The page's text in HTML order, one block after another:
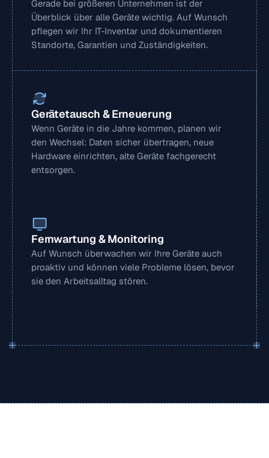
Gerade bei größeren Unternehmen ist der
Überblick über alle Geräte wichtig. Auf Wunsch
pflegen wir Ihr IT-Inventar und dokumentieren
Standorte, Garantien und Zuständigkeiten.
Gerätetausch & Erneuerung
Wenn Geräte in die Jahre kommen, planen wir
den Wechsel: Daten sicher übertragen, neue
Hardware einrichten, alte Geräte fachgerecht
entsorgen.
Fernwartung & Monitoring
Auf Wunsch überwachen wir Ihre Geräte auch
proaktiv und können viele Probleme lösen, bevor
sie den Arbeitsalltag stören.